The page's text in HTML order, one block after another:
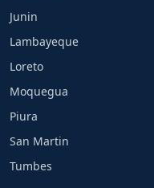
Junin
Lambayeque
Loreto
Moquegua
Piura
San Martin
Tumbes